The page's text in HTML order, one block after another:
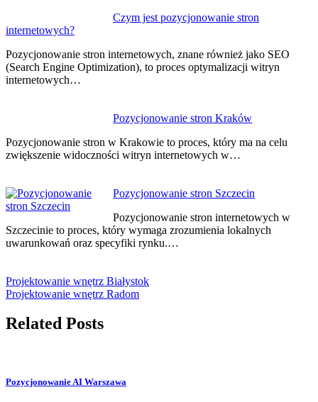
Czym jest pozycjonowanie stron
internetowych?
Pozycjonowanie stron internetowych, znane również jako SEO
(Search Engine Optimization), to proces optymalizacji witryn
internetowych…
Pozycjonowanie stron Kraków
Pozycjonowanie stron w Krakowie to proces, który ma na celu
zwiększenie widoczności witryn internetowych w…
Pozycjonowanie stron Szczecin
Pozycjonowanie stron internetowych w
Szczecinie to proces, który wymaga zrozumienia lokalnych
uwarunkowań oraz specyfiki rynku.…
Projektowanie wnętrz Białystok
Projektowanie wnętrz Radom
Related Posts
Pozycjonowanie AI Warszawa